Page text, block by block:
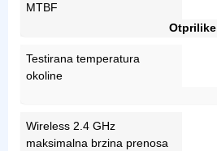
MTBF
Otprilike
Testirana temperatura
okoline
Wireless 2.4 GHz
maksimalna brzina prenosa